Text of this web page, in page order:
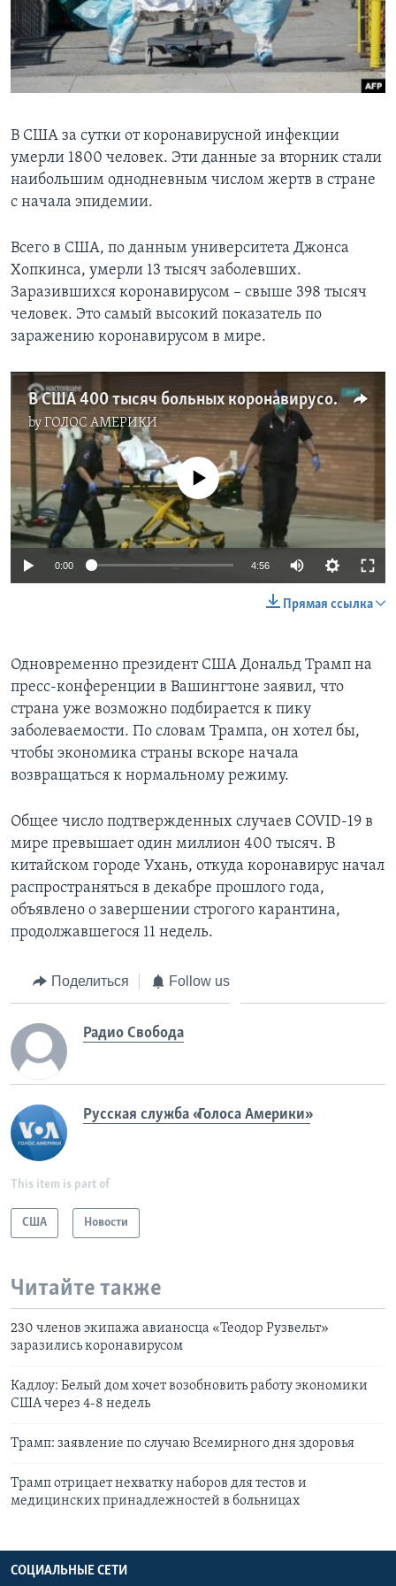
Learning English
СОЦИАЛЬНЫЕ СЕТИ
Языки
В США за сутки от коронавирусной инфекции
умерли 1800 человек. Эти данные за вторник стали
наибольшим однодневным числом жертв в стране
с начала эпидемии.
Всего в США, по данным университета Джонса
Хопкинса, умерли 13 тысяч заболевших.
Заразившихся коронавирусом – свыше 398 тысяч
человек. Это самый высокий показатель по
заражению коронавирусом в мире.
В США 400 тысяч больных коронавирусом
byГОЛОС АМЕРИКИ
No media source currently available
0:00 4:56
Прямая ссылка
Одновременно президент США Дональд Трамп на
пресс-конференции в Вашингтоне заявил, что
страна уже возможно подбирается к пику
заболеваемости. По словам Трампа, он хотел бы,
чтобы экономика страны вскоре начала
возвращаться к нормальному режиму.
Общее число подтвержденных случаев COVID-19 в
мире превышает один миллион 400 тысяч. В
китайском городе Ухань, откуда коронавирус начал
распространяться в декабре прошлого года,
объявлено о завершении строгого карантина,
продолжавшегося 11 недель.
Поделиться Follow us
Радио Свобода
Русская служба «Голоса Америки»
This item is part of
США Новости
Читайте также
230 членов экипажа авианосца «Теодор Рузвельт»
заразились коронавирусом
Кадлоу: Белый дом хочет возобновить работу экономики
США через 4-8 недель
Трамп: заявление по случаю Всемирного дня здоровья
Трамп отрицает нехватку наборов для тестов и
медицинских принадлежностей в больницах
СОЦИАЛЬНЫЕ СЕТИ